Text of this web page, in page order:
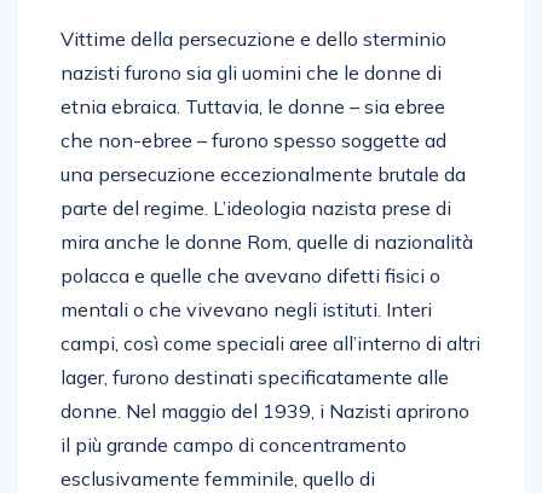
Vittime della persecuzione e dello sterminio
nazisti furono sia gli uomini che le donne di
etnia ebraica. Tuttavia, le donne – sia ebree
che non-ebree – furono spesso soggette ad
una persecuzione eccezionalmente brutale da
parte del regime. L’ideologia nazista prese di
mira anche le donne Rom, quelle di nazionalità
polacca e quelle che avevano difetti fisici o
mentali o che vivevano negli istituti. Interi
campi, così come speciali aree all’interno di altri
lager, furono destinati specificatamente alle
donne. Nel maggio del 1939, i Nazisti aprirono
il più grande campo di concentramento
esclusivamente femminile, quello di